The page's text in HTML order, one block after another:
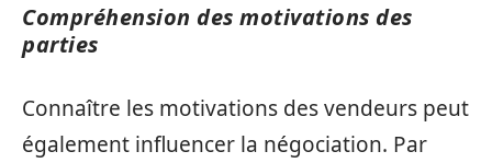
Compréhension des motivations des
parties
Connaître les motivations des vendeurs peut
également influencer la négociation. Par